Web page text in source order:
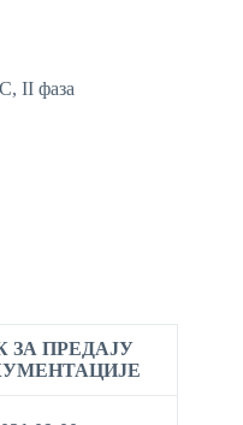
II фаза
ЗА ПРЕДАЈУ